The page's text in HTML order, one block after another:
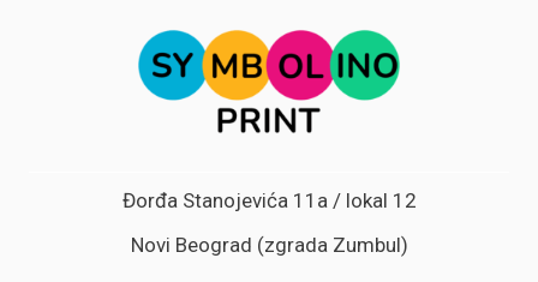
Đorđa Stanojevića 11a / lokal 12
Novi Beograd (zgrada Zumbul)